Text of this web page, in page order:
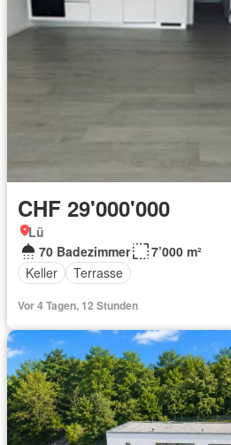
CHF 29'000'000
Lü
70 Badezimmer
7’000 m²
Keller
Terrasse
Vor 4 Tagen, 12 Stunden